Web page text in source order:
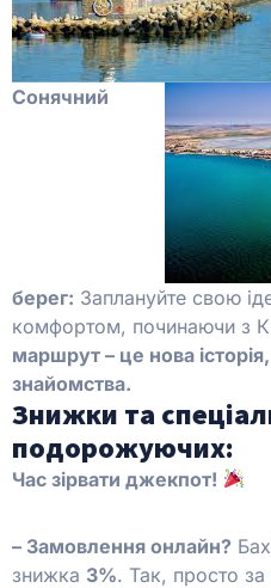
Сонячний
берег: Заплануйте свою
комфортом, починаючи з
маршрут – це нова
знайомства.
Знижки та
подорожуючих:
Час зірвати джекпот!
– Замовлення онлайн?
знижка 3%. Так, просто за